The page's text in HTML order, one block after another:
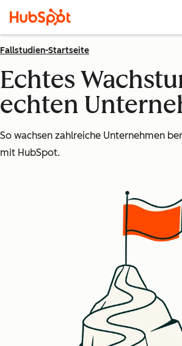
Fallstudien-Startseite
Echtes
echten
So wachsen zahlreiche Unternehmen
mit HubSpot.